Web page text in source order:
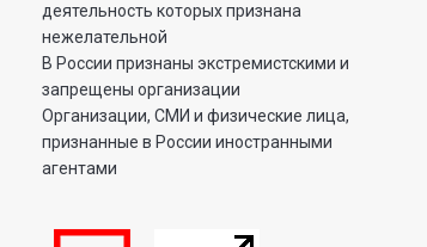
деятельность которых признана
нежелательной
В России признаны экстремистскими и
запрещены организации
Организации, СМИ и физические лица,
признанные в России иностранными
агентами